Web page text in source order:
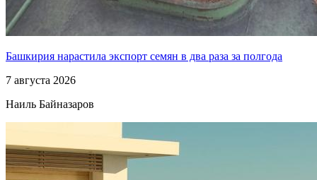
Башкирия нарастила экспорт семян в два раза за полгода
7 августа 2026
Наиль Байназаров